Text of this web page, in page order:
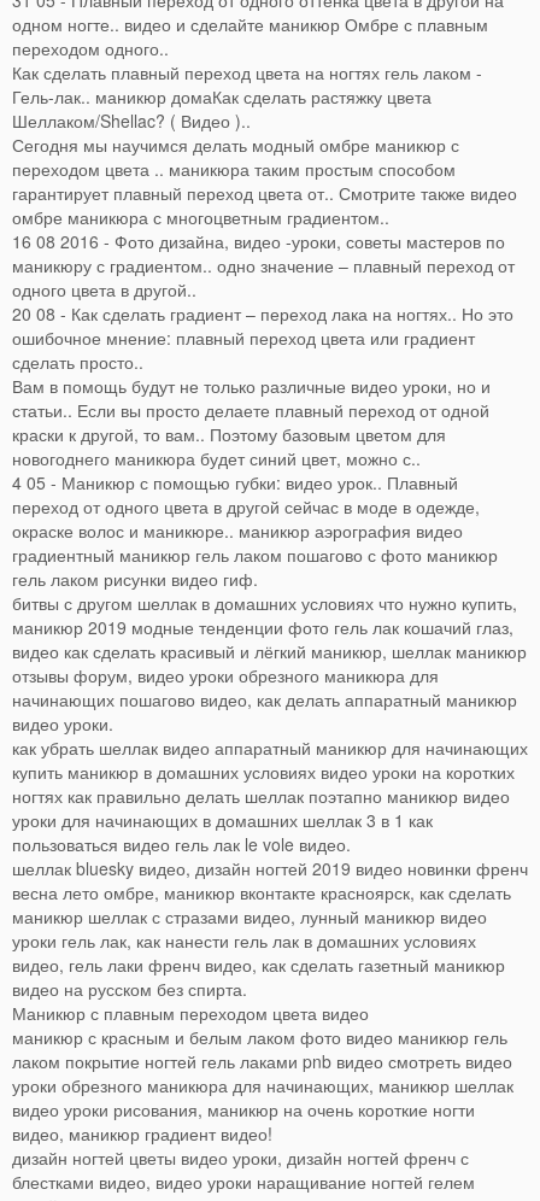
одном ногте.. видео и сделайте маникюр Омбре с плавным
переходом одного..
Как сделать плавный переход цвета на ногтях гель лаком -
Гель-лак.. маникюр домаКак сделать растяжку цвета
Шеллаком/Shellac? ( Видео )..
Сегодня мы научимся делать модный омбре маникюр с
переходом цвета .. маникюра таким простым способом
гарантирует плавный переход цвета от.. Смотрите также видео
омбре маникюра с многоцветным градиентом..
16 08 2016 - Фото дизайна, видео -уроки, советы мастеров по
маникюру с градиентом.. одно значение – плавный переход от
одного цвета в другой..
20 08 - Как сделать градиент – переход лака на ногтях.. Но это
ошибочное мнение: плавный переход цвета или градиент
сделать просто..
Вам в помощь будут не только различные видео уроки, но и
статьи.. Если вы просто делаете плавный переход от одной
краски к другой, то вам.. Поэтому базовым цветом для
новогоднего маникюра будет синий цвет, можно с..
4 05 - Маникюр с помощью губки: видео урок.. Плавный
переход от одного цвета в другой сейчас в моде в одежде,
окраске волос и маникюре.. маникюр аэрография видео
градиентный маникюр гель лаком пошагово с фото маникюр
гель лаком рисунки видео гиф.
битвы с другом шеллак в домашних условиях что нужно купить,
маникюр 2019 модные тенденции фото гель лак кошачий глаз,
видео как сделать красивый и лёгкий маникюр, шеллак маникюр
отзывы форум, видео уроки обрезного маникюра для
начинающих пошагово видео, как делать аппаратный маникюр
видео уроки.
как убрать шеллак видео аппаратный маникюр для начинающих
купить маникюр в домашних условиях видео уроки на коротких
ногтях как правильно делать шеллак поэтапно маникюр видео
уроки для начинающих в домашних шеллак 3 в 1 как
пользоваться видео гель лак le vole видео.
шеллак bluesky видео, дизайн ногтей 2019 видео новинки френч
весна лето омбре, маникюр вконтакте красноярск, как сделать
маникюр шеллак с стразами видео, лунный маникюр видео
уроки гель лак, как нанести гель лак в домашних условиях
видео, гель лаки френч видео, как сделать газетный маникюр
видео на русском без спирта.
Маникюр с плавным переходом цвета видео
маникюр с красным и белым лаком фото видео маникюр гель
лаком покрытие ногтей гель лаками pnb видео смотреть видео
уроки обрезного маникюра для начинающих, маникюр шеллак
видео уроки рисования, маникюр на очень короткие ногти
видео, маникюр градиент видео!
дизайн ногтей цветы видео уроки, дизайн ногтей френч с
блестками видео, видео уроки наращивание ногтей гелем